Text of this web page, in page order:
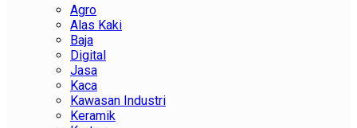
Agro
Alas Kaki
Baja
Digital
Jasa
Kaca
Kawasan Industri
Keramik